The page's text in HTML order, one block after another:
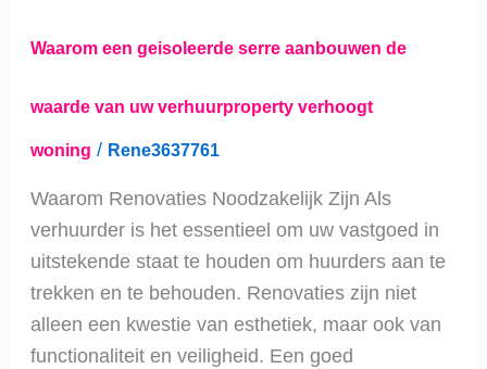
Waarom een geisoleerde serre aanbouwen de
waarde van uw verhuurproperty verhoogt
woning / Rene3637761
Waarom Renovaties Noodzakelijk Zijn Als
verhuurder is het essentieel om uw vastgoed in
uitstekende staat te houden om huurders aan te
trekken en te behouden. Renovaties zijn niet
alleen een kwestie van esthetiek, maar ook van
functionaliteit en veiligheid. Een goed
aanbouwen
van